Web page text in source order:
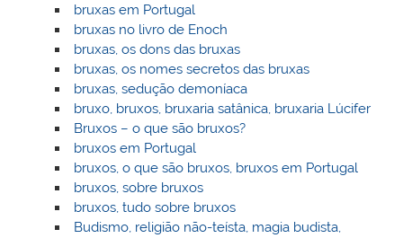
bruxas em Portugal
bruxas no livro de Enoch
bruxas, os dons das bruxas
bruxas, os nomes secretos das bruxas
bruxas, sedução demoníaca
bruxo, bruxos, bruxaria satânica, bruxaria Lúcifer
Bruxos – o que são bruxos?
bruxos em Portugal
bruxos, o que são bruxos, bruxos em Portugal
bruxos, sobre bruxos
bruxos, tudo sobre bruxos
Budismo, religião não-teísta, magia budista,